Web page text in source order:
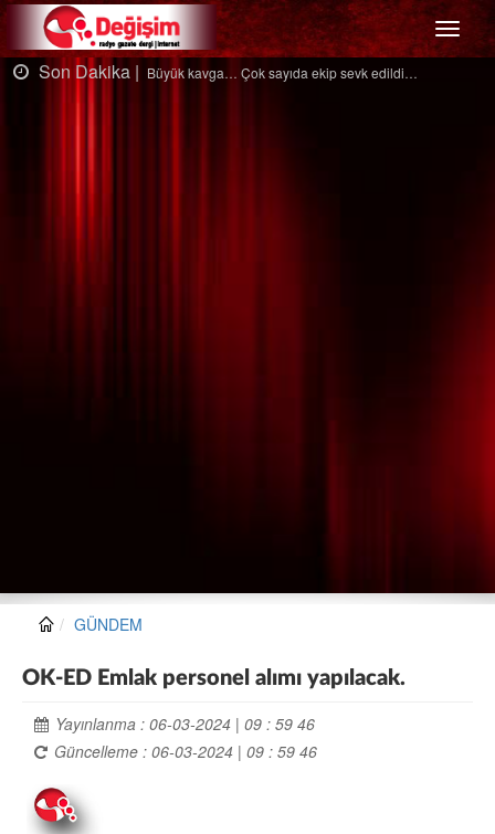
Menü
ekip sevk edildi… Son Dakika |Ağaçtan düştü…
GÜNDEM
OK-ED Emlak personel alımı yapılacak.
Yayınlanma : 06-03-2024 | 09 : 59 46
Güncelleme : 06-03-2024 | 09 : 59 46